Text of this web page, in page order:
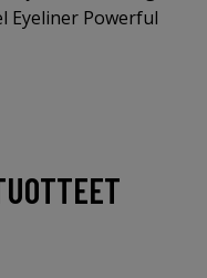
Eyeliner Powerful